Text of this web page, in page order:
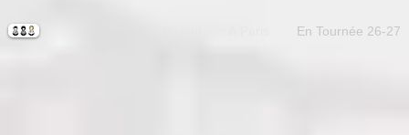
En Tournée 26-27